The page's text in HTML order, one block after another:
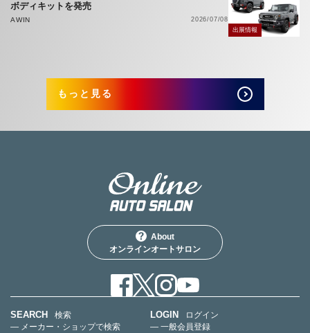
ボディキットを発売
AWIN
2026/07/08
出展情報
もっと見る
About
オンラインオートサロン
SEARCH
検索
— メーカー・ショップで検索
LOGIN
ログイン
— 一般会員登録